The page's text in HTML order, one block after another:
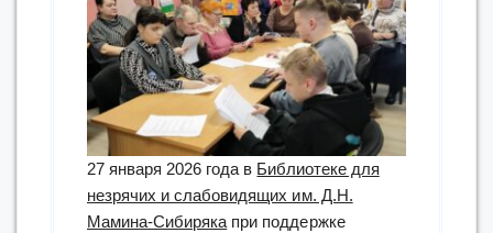
27 января 2026 года в Библиотеке для
незрячих и слабовидящих им. Д.Н.
Мамина-Сибиряка при поддержке